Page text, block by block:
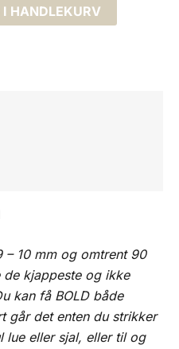
I HANDLEKURV
– 10 mm og omtrent 90
kjappeste og ikke
kan få BOLD både
går det enten du strikker
lue eller sjal, eller til og